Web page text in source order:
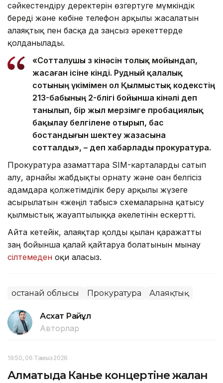
сәйкестендіру деректерін өзгертуге мүмкіндік
береді және көбіне телефон арқылы жасалатын
алаяқтық пен басқа да заңсыз әрекеттерде
қолданылады.
«Сотталушы өз кінәсін толық мойындап,
жасаған ісіне өкінді. Рудный қалалық
сотының үкімімен ол Қылмыстық кодекстің
213-бабының 2-бөлігі бойынша кінәлі деп
танылып, бір жыл мерзімге пробациялық
бақылау белгілене отырып, бас
бостандығын шектеу жазасына
сотталды», – деп хабарлады прокуратура.
Прокуратура азаматтарға SIM-карталарды сатып
алу, арнайы жабдықты орнату және оған белгісіз
адамдарға қолжетімділік беру арқылы жүзеге
асырылатын «жеңіл табыс» схемаларына қатысу
қылмыстық жауаптылыққа әкелетінін ескертті.
Айта кетейік, алаяқтар қолды қылған қаражатты
заң бойынша қалай қайтаруға болатынын мынау
сілтемеден оқи аласыз.
Қостанай облысы Прокуратура Алаяқтық
Асхат Райқұл
Авторлар
19:50, 06 Тамыз 2026
Алматыда Канье концертіне жалған